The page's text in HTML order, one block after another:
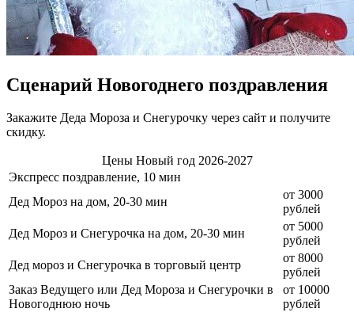
Сценарий Новогоднего поздравления
Закажите Деда Мороза и Снегурочку через сайт и получите
скидку.
Цены Новый год 2026-2027
Экспресс поздравление, 10 мин
Дед Мороз на дом, 20-30 мин
от 3000
рублей
Дед Мороз и Снегурочка на дом, 20-30 мин
от 5000
рублей
Дед мороз и Снегурочка в торговый центр
от 8000
рублей
Заказ Ведущего или Дед Мороза и Снегурочки в
Новогоднюю ночь
от 10000
рублей